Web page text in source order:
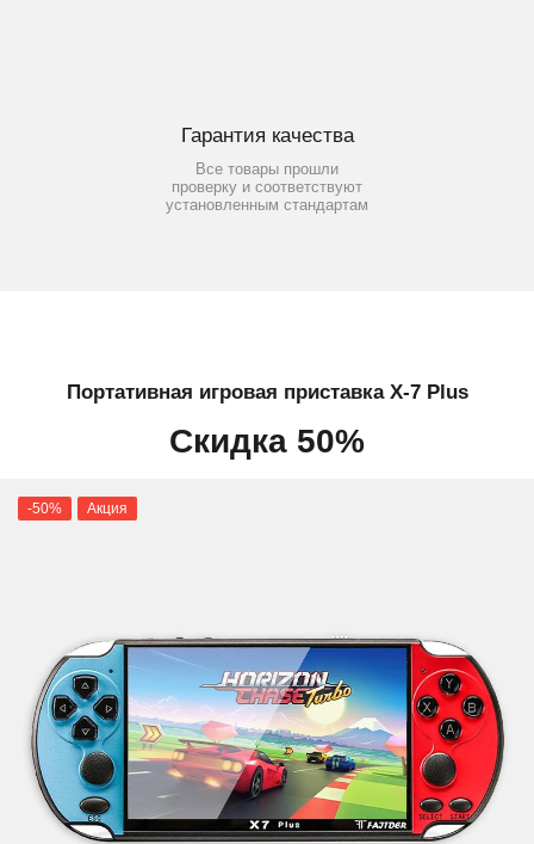
Гарантия качества
Все товары прошли
проверку и соответствуют
установленным стандартам
Портативная игровая приставка X-7 Plus
Скидка 50%
-50% Акция